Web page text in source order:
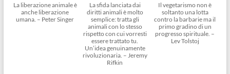
La liberazione animale è
anche liberazione
umana. – Peter Singer
La sfida lanciata dai
diritti animali è molto
semplice: tratta gli
animali con lo stesso
rispetto con cui vorresti
essere trattato tu.
Un’idea genuinamente
rivoluzionaria. – Jeremy
Rifkin
Il vegetarismo non è
soltanto una lotta
contro la barbarie ma il
primo gradino di un
progresso spirituale. –
Lev Tolstoj